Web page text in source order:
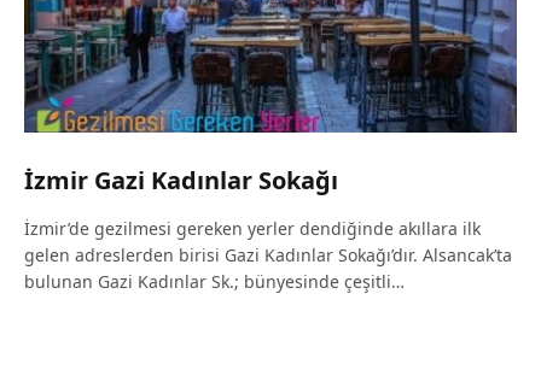
İzmir Gazi Kadınlar Sokağı
İzmir’de gezilmesi gereken yerler dendiğinde akıllara ilk
gelen adreslerden birisi Gazi Kadınlar Sokağı’dır. Alsancak’ta
bulunan Gazi Kadınlar Sk.; bünyesinde çeşitli…